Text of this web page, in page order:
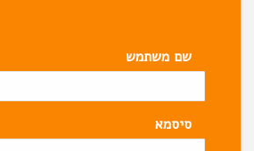
שם משתמש
סיסמא